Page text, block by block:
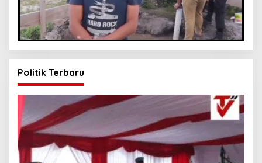
Politik Terbaru